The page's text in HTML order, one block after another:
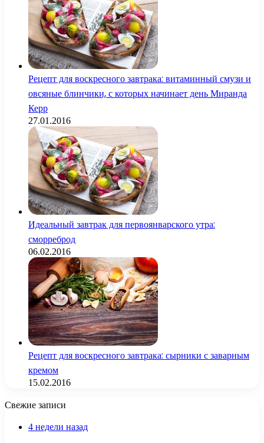
Рецепт для воскресного завтрака: витаминный смузи и
овсяные блинчики, с которых начинает день Миранда
Керр
27.01.2016
Идеальный завтрак для первоянварского утра:
сморреброд
06.02.2016
Рецепт для воскресного завтрака: сырники с заварным
кремом
15.02.2016
Свежие записи
4 недели назад